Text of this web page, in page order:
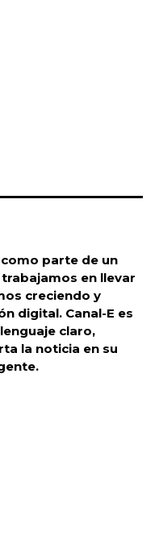
como parte de un
en llevar
creciendo y
digital. Canal-E es
claro,
la noticia en su